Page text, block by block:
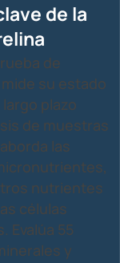
de la
de
su estado
plazo
de muestras
las
nutrientes
células
Evalúa 55
y